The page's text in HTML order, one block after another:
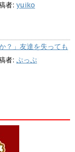
者: yuiko
？」友達を失っても
者: ぷっぷ